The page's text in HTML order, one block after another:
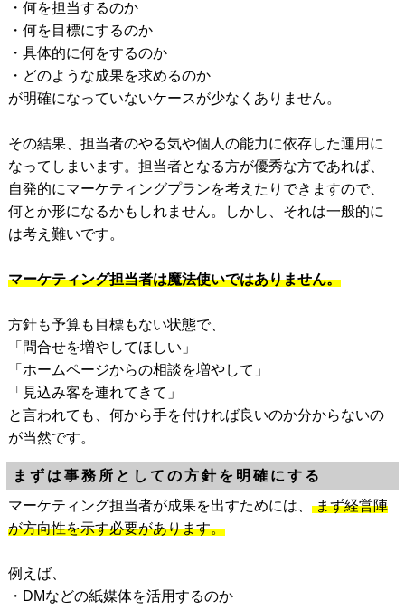
・何を担当するのか
・何を目標にするのか
・具体的に何をするのか
・どのような成果を求めるのか
が明確になっていないケースが少なくありません。
その結果、担当者のやる気や個人の能力に依存した運用に
なってしまいます。担当者となる方が優秀な方であれば、
自発的にマーケティングプランを考えたりできますので、
何とか形になるかもしれません。しかし、それは一般的に
は考え難いです。
マーケティング担当者は魔法使いではありません。
方針も予算も目標もない状態で、
「問合せを増やしてほしい」
「ホームページからの相談を増やして」
「見込み客を連れてきて」
と言われても、何から手を付ければ良いのか分からないの
が当然です。
まずは事務所としての方針を明確にする
マーケティング担当者が成果を出すためには、 まず経営陣
が方向性を示す必要があります。
例えば、
・DMなどの紙媒体を活用するのか